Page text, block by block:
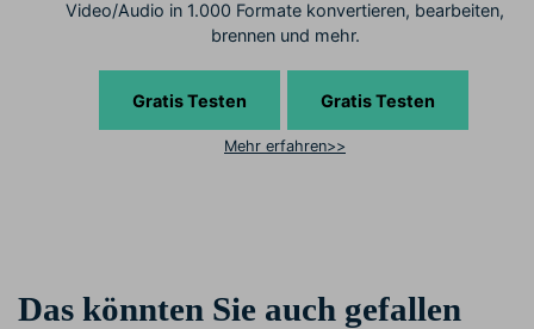
Video/Audio in 1.000 Formate konvertieren, bearbeiten,
brennen und mehr.
Gratis Testen Gratis Testen
Mehr erfahren>>
Das könnten Sie auch gefallen